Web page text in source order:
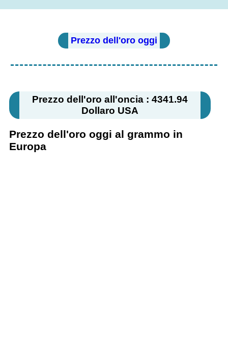
Prezzo dell'oro oggi
Prezzo dell'oro all'oncia : 4341.94
Dollaro USA
Prezzo dell'oro oggi al grammo in
Europa